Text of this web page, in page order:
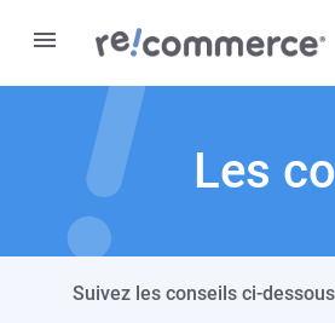
Les
Suivez les conseils ci-